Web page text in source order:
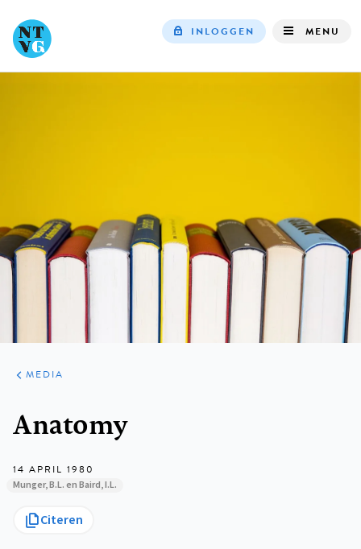
INLOGGEN MENU
ARTIKELEN
VARIA
MEDIA
Anatomy
14 APRIL 1980
Munger, B.L. en Baird, I.L.
Citeren